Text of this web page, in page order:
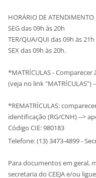
HORÁRIO DE ATENDIMENTO
SEG das 09h às 20h
TER/QUA/QUI das 09h às 21h
SEX das 09h às 20h.
*MATRÍCULAS -
(veja no link "MATRÍCULAS")
*REMATRÍCULAS:
identificação (RG/CNH) -->
Código CIE: 980183
Telefone: (13) 3473-4899 -
Para documentos em geral,
secretaria do CEEJA e/ou